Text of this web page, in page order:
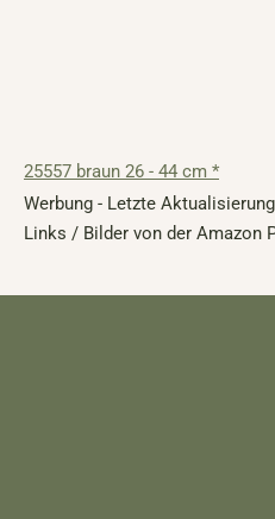
25557 braun 26 - 44 cm *
Werbung - Letzte
Links / Bilder von der Amazon